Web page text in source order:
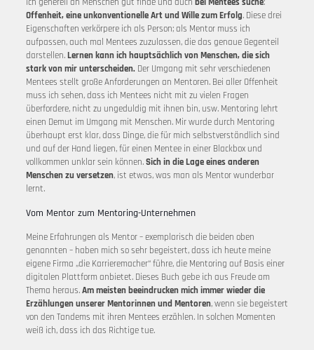
Offenheit, eine unkonventionelle Art und Wille zum Erfolg. Diese drei
Eigenschaften verkörpere ich als Person; als Mentor muss ich
aufpassen, auch mal Mentees zuzulassen, die das genaue Gegenteil
darstellen.Lernen kann ich hauptsächlich von Menschen, die sich
stark von mir unterscheiden.Der Umgang mit sehr verschiedenen
Mentees stellt große Anforderungen an Mentoren. Bei aller Offenheit
muss ich sehen, dass ich Mentees nicht mit zu vielen Fragen
überfordere, nicht zu ungeduldig mit ihnen bin, usw. Mentoring lehrt
einen Demut im Umgang mit Menschen. Mir wurde durch Mentoring
überhaupt erst klar, dass Dinge, die für mich selbstverständlich sind
und auf der Hand liegen, für einen Mentee in einer Blackbox und
vollkommen unklar sein können.Sich in die Lage eines anderen
Menschen zu versetzen, ist etwas, was man als Mentor wunderbar
lernt.
Vom Mentor zum Mentoring-Unternehmen
Meine Erfahrungen als Mentor – exemplarisch die beiden oben
genannten – haben mich so sehr begeistert, dass ich heute meine
eigene Firma „die Karrieremacher“ führe, die Mentoring auf Basis einer
digitalen Plattform anbietet. Dieses Buch gebe ich aus Freude am
Thema heraus.Am meisten beeindrucken mich immer wieder die
Erzählungen unserer Mentorinnen und Mentoren, wenn sie begeistert
von den Tandems mit ihren Mentees erzählen. In solchen Momenten
weiß ich, dass ich das Richtige tue.